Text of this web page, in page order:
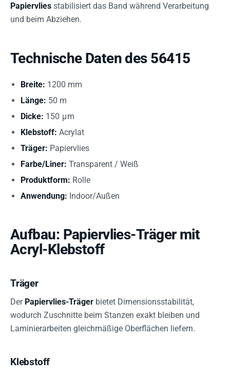
Papiervlies stabilisiert das Band während Verarbeitung
und beim Abziehen.
Technische Daten des 56415
Breite: 1200 mm
Länge: 50 m
Dicke: 150 μm
Klebstoff: Acrylat
Träger: Papiervlies
Farbe/Liner: Transparent / Weiß
Produktform: Rolle
Anwendung: Indoor/Außen
Aufbau: Papiervlies-Träger mit
Acryl-Klebstoff
Träger
Der Papiervlies-Träger bietet Dimensionsstabilität,
wodurch Zuschnitte beim Stanzen exakt bleiben und
Laminierarbeiten gleichmäßige Oberflächen liefern.
Klebstoff